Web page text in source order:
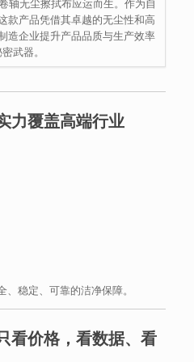
款产品凭借其卓越的无尘性和高
造企业提升产品品质与生产效率
武器。
力覆盖高端行业
、稳定、可靠的洁净保障。
看价格，看数据、看